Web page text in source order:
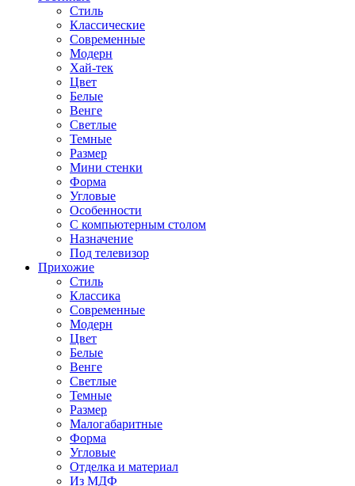
Стиль
Классические
Современные
Модерн
Хай-тек
Цвет
Белые
Венге
Светлые
Темные
Размер
Мини стенки
Форма
Угловые
Особенности
С компьютерным столом
Назначение
Под телевизор
Прихожие
Стиль
Классика
Современные
Модерн
Цвет
Белые
Венге
Светлые
Темные
Размер
Малогабаритные
Форма
Угловые
Отделка и материал
Из МДФ